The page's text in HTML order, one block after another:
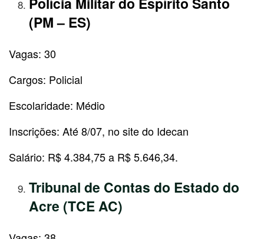
(PM – ES)
Vagas: 30
Cargos: Policial
Escolaridade: Médio
Inscrições: Até 8/07, no site do Idecan
Salário: R$ 4.384,75 a R$ 5.646,34.
Tribunal de Contas do Estado do
Acre (TCE AC)